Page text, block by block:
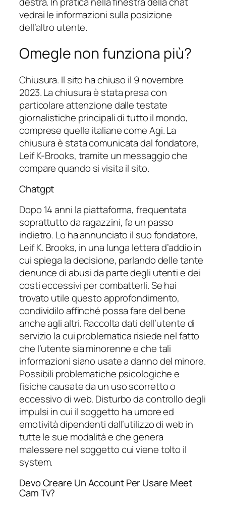
vedrai le informazioni sulla posizione
dell’altro utente.
Omegle non funziona più?
Chiusura. Il sito ha chiuso il 9 novembre
2023. La chiusura è stata presa con
particolare attenzione dalle testate
giornalistiche principali di tutto il mondo,
comprese quelle italiane come Agi. La
chiusura è stata comunicata dal fondatore,
Leif K-Brooks, tramite un messaggio che
compare quando si visita il sito.
Chatgpt
Dopo 14 anni la piattaforma, frequentata
soprattutto da ragazzini, fa un passo
indietro. Lo ha annunciato il suo fondatore,
Leif K. Brooks, in una lunga lettera d’addio in
cui spiega la decisione, parlando delle tante
denunce di abusi da parte degli utenti e dei
costi eccessivi per combatterli. Se hai
trovato utile questo approfondimento,
condividilo affinché possa fare del bene
anche agli altri. Raccolta dati dell’utente di
servizio la cui problematica risiede nel fatto
che l’utente sia minorenne e che tali
informazioni siano usate a danno del minore.
Possibili problematiche psicologiche e
fisiche causate da un uso scorretto o
eccessivo di web. Disturbo da controllo degli
impulsi in cui il soggetto ha umore ed
emotività dipendenti dall’utilizzo di web in
tutte le sue modalità e che genera
malessere nel soggetto cui viene tolto il
system.
Devo Creare Un Account Per Usare Meet
Cam Tv?